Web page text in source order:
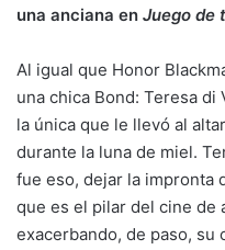
una anciana en Juego de
Al igual que Honor
una chica Bond: Teresa di
la única que le llevó al
durante la luna de miel.
fue eso, dejar la impronta
que es el pilar del cine
exacerbando, de paso,